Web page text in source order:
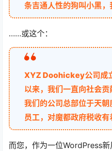
条吉通人性的狗叫小黑，
……或这个：
XYZ Doohickey公司成
以来，我们一直向社会
我们的公司总部位于天
员工，对魔都政府税收有
而您，作为一位WordPress